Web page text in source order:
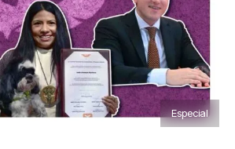
Especial